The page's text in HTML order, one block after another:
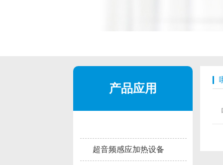
产品应用
超音频感应加热设备